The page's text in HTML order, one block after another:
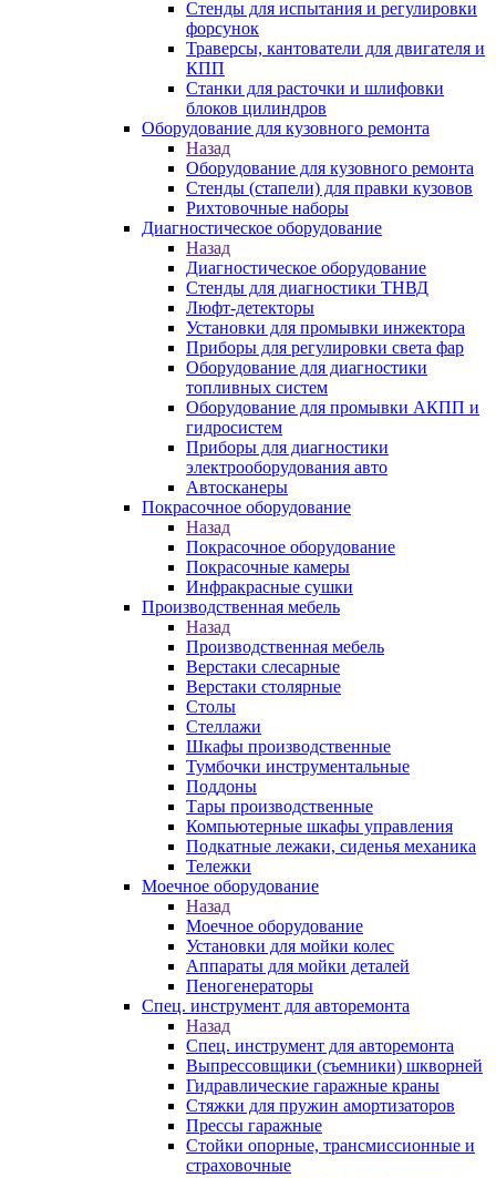
Стенды для испытания и регулировки
форсунок
Траверсы, кантователи для двигателя и
КПП
Станки для расточки и шлифовки
блоков цилиндров
Оборудование для кузовного ремонта
Назад
Оборудование для кузовного ремонта
Стенды (стапели) для правки кузовов
Рихтовочные наборы
Диагностическое оборудование
Назад
Диагностическое оборудование
Стенды для диагностики ТНВД
Люфт-детекторы
Установки для промывки инжектора
Приборы для регулировки света фар
Оборудование для диагностики
топливных систем
Оборудование для промывки АКПП и
гидросистем
Приборы для диагностики
электрооборудования авто
Автосканеры
Покрасочное оборудование
Назад
Покрасочное оборудование
Покрасочные камеры
Инфракрасные сушки
Производственная мебель
Назад
Производственная мебель
Верстаки слесарные
Верстаки столярные
Столы
Стеллажи
Шкафы производственные
Тумбочки инструментальные
Поддоны
Тары производственные
Компьютерные шкафы управления
Подкатные лежаки, сиденья механика
Тележки
Моечное оборудование
Назад
Моечное оборудование
Установки для мойки колес
Аппараты для мойки деталей
Пеногенераторы
Спец. инструмент для авторемонта
Назад
Спец. инструмент для авторемонта
Выпрессовщики (съемники) шкворней
Гидравлические гаражные краны
Стяжки для пружин амортизаторов
Прессы гаражные
Стойки опорные, трансмиссионные и
страховочные